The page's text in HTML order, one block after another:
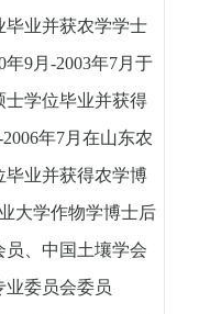
毕业并获农学学士
年9月-2003年7月于
士学位毕业并获得
2006年7月在山东农
毕业并获得农学博
大学作物学博士后
、中国土壤学会
业委员会委员